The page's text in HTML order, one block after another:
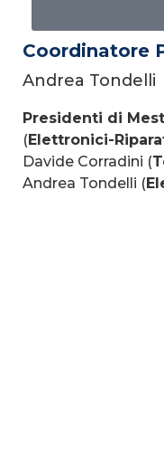
Coordinatore
Andrea Tondelli
Presidenti di
(Elettronici-
Davide Corradini (
Andrea Tondelli (